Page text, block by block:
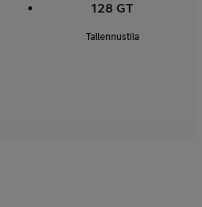
128 GT
Tallennustila